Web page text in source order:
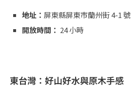
地址： 屏東縣屏東市蘭州街 4-1 號
開放時間： 24 小時
東台灣：好山好水與原木手感